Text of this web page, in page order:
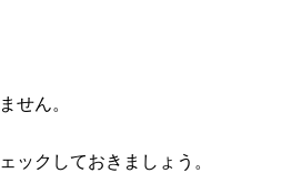
せん。
ックしておきましょう。